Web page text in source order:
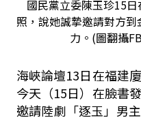
國民黨立委陳玉珍15
照，說她誠摯邀請對方
力。(圖翻攝
海峽論壇13日在福建
今天（15日）在臉書
邀請陸劇「逐玉」男